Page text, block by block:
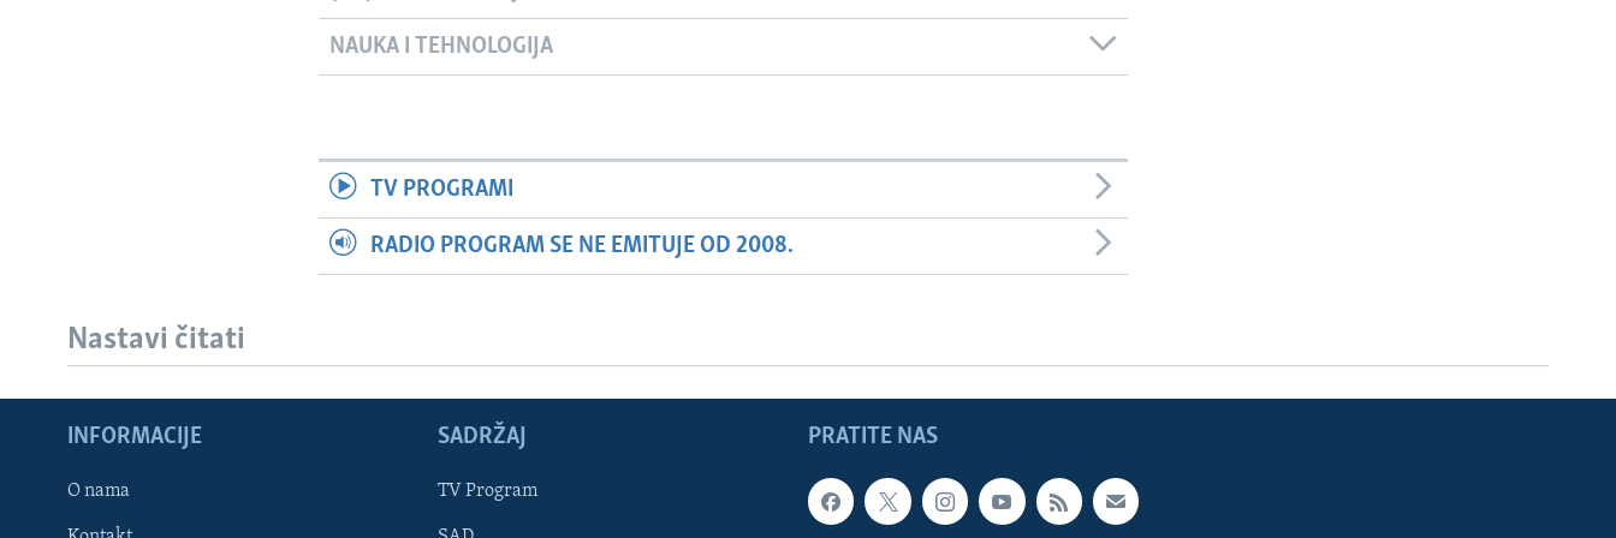
Learning English
NAUKA I TEHNOLOGIJA
TV PROGRAMI
RADIO PROGRAM SE NE EMITUJE OD 2008.
Nastavi čitati
PRATITE NAS
INFORMACIJE
O nama
SADRŽAJ
TV Program